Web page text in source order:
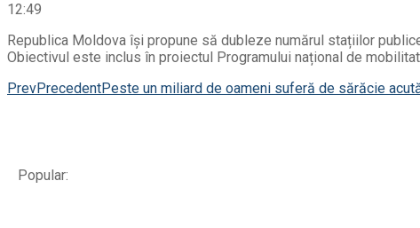
12:49
Republica Moldova își propune să dubleze numărul stațiilor
Obiectivul este inclus în proiectul Programului național de
PrevPrecedentPeste un miliard de oameni suferă de sărăcie
Popular: